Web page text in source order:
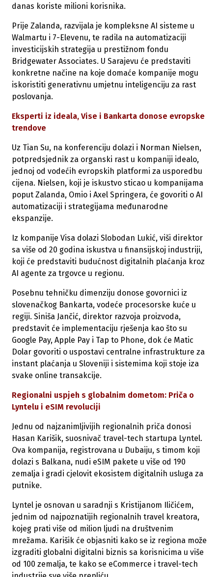
danas koriste milioni korisnika.
Prije Zalanda, razvijala je kompleksne AI sisteme u
Walmartu i 7-Elevenu, te radila na automatizaciji
investicijskih strategija u prestižnom fondu
Bridgewater Associates. U Sarajevu će predstaviti
konkretne načine na koje domaće kompanije mogu
iskoristiti generativnu umjetnu inteligenciju za rast
poslovanja.
Eksperti iz ideala, Vise i Bankarta donose evropske
trendove
Uz Tian Su, na konferenciju dolazi i Norman Nielsen,
potpredsjednik za organski rast u kompaniji idealo,
jednoj od vodećih evropskih platformi za usporedbu
cijena. Nielsen, koji je iskustvo sticao u kompanijama
poput Zalanda, Omio i Axel Springera, će govoriti o AI
automatizaciji i strategijama međunarodne
ekspanzije.
Iz kompanije Visa dolazi Slobodan Lukić, viši direktor
sa više od 20 godina iskustva u finansijskoj industriji,
koji će predstaviti budućnost digitalnih plaćanja kroz
AI agente za trgovce u regionu.
Posebnu tehničku dimenziju donose govornici iz
slovenačkog Bankarta, vodeće procesorske kuće u
regiji. Siniša Jančić, direktor razvoja proizvoda,
predstavit će implementaciju rješenja kao što su
Google Pay, Apple Pay i Tap to Phone, dok će Matic
Dolar govoriti o uspostavi centralne infrastrukture za
instant plaćanja u Sloveniji i sistemima koji stoje iza
svake online transakcije.
Regionalni uspjeh s globalnim dometom: Priča o
Lyntelu i eSIM revoluciji
Jednu od najzanimljivijih regionalnih priča donosi
Hasan Karišik, suosnivač travel-tech startupa Lyntel.
Ova kompanija, registrovana u Dubaiju, s timom koji
dolazi s Balkana, nudi eSIM pakete u više od 190
zemalja i gradi cjelovit ekosistem digitalnih usluga za
putnike.
Lyntel je osnovan u saradnji s Kristijanom Iličićem,
jednim od najpoznatijih regionalnih travel kreatora,
kojeg prati više od milion ljudi na društvenim
mrežama. Karišik će objasniti kako se iz regiona može
izgraditi globalni digitalni biznis sa korisnicima u više
od 100 zemalja, te kako se eCommerce i travel-tech